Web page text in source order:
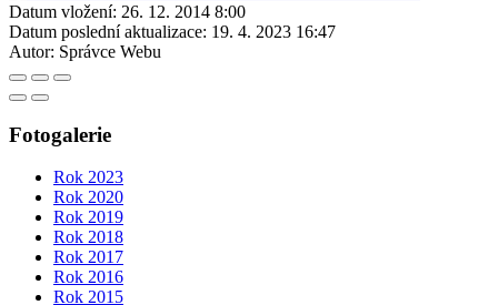
Datum vložení: 26. 12. 2014 8:00
Datum poslední aktualizace: 19. 4. 2023 16:47
Autor: Správce Webu
Fotogalerie
Rok 2023
Rok 2020
Rok 2019
Rok 2018
Rok 2017
Rok 2016
Rok 2015